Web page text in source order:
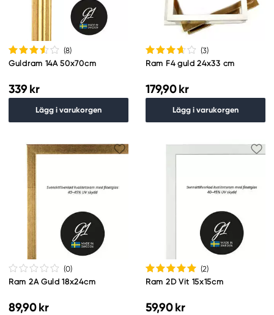
(8)
Guldram 14A 50x70cm
339 kr
Lägg i varukorgen
(3)
Ram F4 guld 24x33 cm
179,90 kr
Lägg i varukorgen
(0)
Ram 2A Guld 18x24cm
89,90 kr
(2)
Ram 2D Vit 15x15cm
59,90 kr